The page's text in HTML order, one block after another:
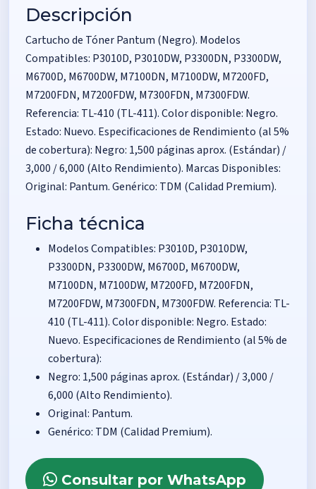
Descripción
Cartucho de Tóner Pantum (Negro). Modelos
Compatibles: P3010D, P3010DW, P3300DN, P3300DW,
M6700D, M6700DW, M7100DN, M7100DW, M7200FD,
M7200FDN, M7200FDW, M7300FDN, M7300FDW.
Referencia: TL-410 (TL-411). Color disponible: Negro.
Estado: Nuevo. Especificaciones de Rendimiento (al 5%
de cobertura): Negro: 1,500 páginas aprox. (Estándar) /
3,000 / 6,000 (Alto Rendimiento). Marcas Disponibles:
Original: Pantum. Genérico: TDM (Calidad Premium).
Ficha técnica
Modelos Compatibles: P3010D, P3010DW,
P3300DN, P3300DW, M6700D, M6700DW,
M7100DN, M7100DW, M7200FD, M7200FDN,
M7200FDW, M7300FDN, M7300FDW. Referencia: TL-
410 (TL-411). Color disponible: Negro. Estado:
Nuevo. Especificaciones de Rendimiento (al 5% de
cobertura):
Negro: 1,500 páginas aprox. (Estándar) / 3,000 /
6,000 (Alto Rendimiento).
Original: Pantum.
Genérico: TDM (Calidad Premium).
Consultar por WhatsApp